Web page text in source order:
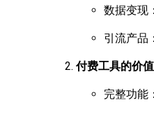
数据变现
引流产品
付费工具的价
完整功能